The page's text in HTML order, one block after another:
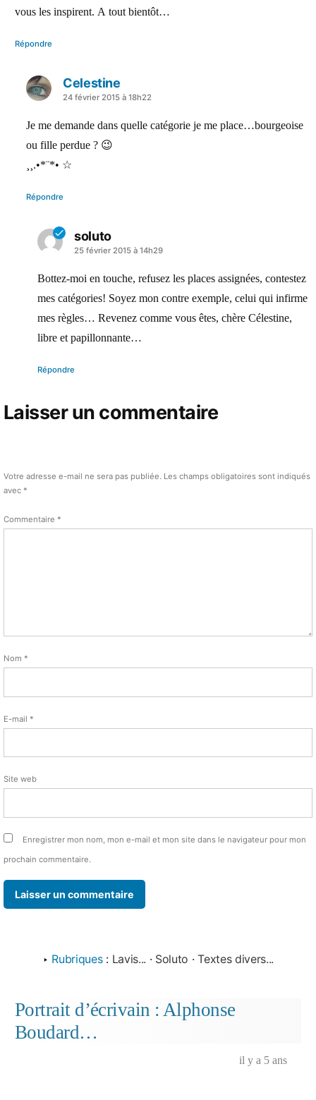
vous les inspirent. A tout bientôt…
Répondre
Celestine
a
24 février 2015 à 18h22
Je me demande dans quelle catégorie je me place…bourgeoise
ou fille perdue ? 😉
¸¸.•*¨*• ☆
Répondre
soluto
a
dit :
25 février 2015 à 14h29
Bottez-moi en touche, refusez les places assignées, contestez
mes catégories! Soyez mon contre exemple, celui qui infirme
mes règles… Revenez comme vous êtes, chère Célestine,
libre et papillonnante…
Répondre
Laisser un commentaire
Votre adresse e-mail ne sera pas publiée. Les champs obligatoires sont indiqués
avec *
Commentaire *
Nom *
E-mail *
Site web
Enregistrer mon nom, mon e-mail et mon site dans le navigateur pour mon
prochain commentaire.
‣ Rubriques : Lavis... · Soluto ·Textes divers...
Portrait d’écrivain : Alphonse
Boudard…
il y a 5 ans